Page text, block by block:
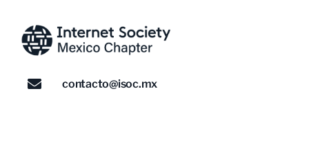
contacto@isoc.mx